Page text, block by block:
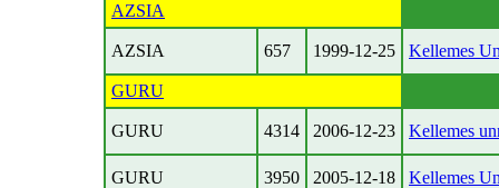
AZSIA
AZSIA 657 1999-12-25 Kellemes
GURU
GURU 4314 2006-12-23 Kellemes
GURU 3950 2005-12-18 Kellemes